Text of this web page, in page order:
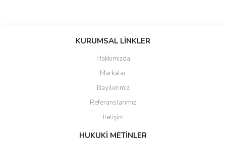
tarafımıza iletebilirsiniz.
Ürün resmi kalitesiz, bozuk veya görüntülenemiyor.
Ürün açıklamasında eksik bilgiler bulunuyor.
Ürün bilgilerinde hatalar bulunuyor.
Ürün fiyatı diğer sitelerden daha pahalı.
Bu ürüne benzer farklı alternatifler olmalı.
KURUMSAL LİNKLER
Hakkımızda
Markalar
Bayilerimiz
Referanslarımız
İletişim
HUKUKİ METİNLER